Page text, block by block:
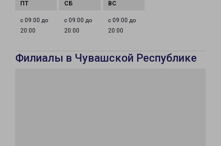
с 09:00 до
20:00
с 09:00 до
20:00
с 09:00 до
20:00
Филиалы в Чувашской Республике